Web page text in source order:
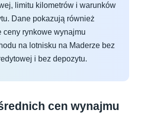
limitu kilometrów i warunków
Dane pokazują również
ceny rynkowe wynajmu
na lotnisku na Maderze bez
i bez depozytu.
cen wynajmu